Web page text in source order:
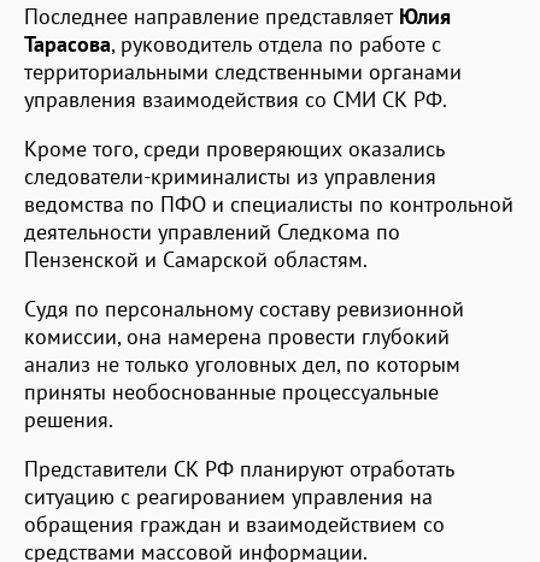
Последнее направление представляет Юлия
Тарасова, руководитель отдела по работе с
территориальными следственными органами
управления взаимодействия со СМИ СК РФ.
Кроме того, среди проверяющих оказались
следователи-криминалисты из управления
ведомства по ПФО и специалисты по контрольной
деятельности управлений Следкома по
Пензенской и Самарской областям.
Судя по персональному составу ревизионной
комиссии, она намерена провести глубокий
анализ не только уголовных дел, по которым
приняты необоснованные процессуальные
решения.
Представители СК РФ планируют отработать
ситуацию с реагированием управления на
обращения граждан и взаимодействием со
средствами массовой информации.